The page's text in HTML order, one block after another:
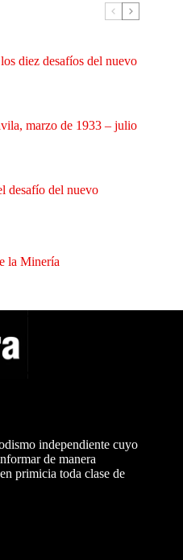
diez desafíos del nuevo
marzo de 1933 – julio
desafío del nuevo
la Minería
independiente cuyo
de manera
primicia toda clase de